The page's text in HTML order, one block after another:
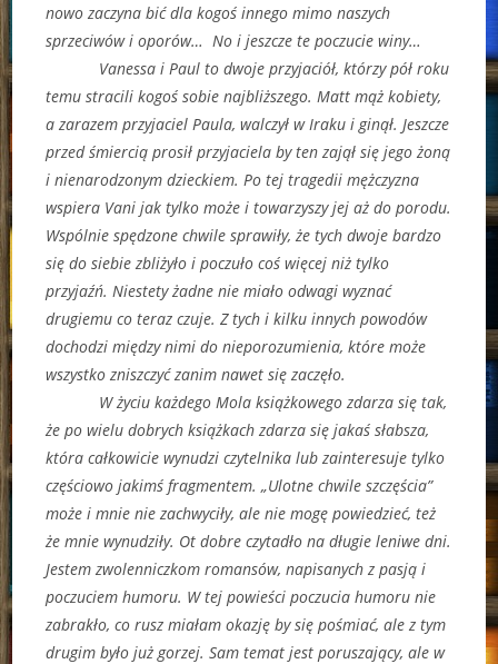
nowo zaczyna bić dla kogoś innego mimo naszych
sprzeciwów i oporów… No i jeszcze te poczucie winy…
Vanessa i Paul to dwoje przyjaciół, którzy pół roku
temu stracili kogoś sobie najbliższego. Matt mąż kobiety,
a zarazem przyjaciel Paula, walczył w Iraku i ginął. Jeszcze
przed śmiercią prosił przyjaciela by ten zajął się jego żoną
i nienarodzonym dzieckiem. Po tej tragedii mężczyzna
wspiera Vani jak tylko może i towarzyszy jej aż do porodu.
Wspólnie spędzone chwile sprawiły, że tych dwoje bardzo
się do siebie zbliżyło i poczuło coś więcej niż tylko
przyjaźń. Niestety żadne nie miało odwagi wyznać
drugiemu co teraz czuje. Z tych i kilku innych powodów
dochodzi między nimi do nieporozumienia, które może
wszystko zniszczyć zanim nawet się zaczęło.
W życiu każdego Mola książkowego zdarza się tak,
że po wielu dobrych książkach zdarza się jakaś słabsza,
która całkowicie wynudzi czytelnika lub zainteresuje tylko
częściowo jakimś fragmentem. „Ulotne chwile szczęścia”
może i mnie nie zachwyciły, ale nie mogę powiedzieć, też
że mnie wynudziły. Ot dobre czytadło na długie leniwe dni.
Jestem zwolenniczkom romansów, napisanych z pasją i
poczuciem humoru. W tej powieści poczucia humoru nie
zabrakło, co rusz miałam okazję by się pośmiać, ale z tym
drugim było już gorzej. Sam temat jest poruszający, ale w